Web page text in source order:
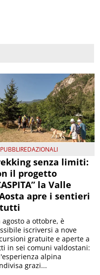
PUBBLIREDAZIONALI
senza limiti:
il progetto
la Valle
apre i sentieri
agosto a ottobre, è
iscriversi a nove
gratuite e aperte a
in sei comuni valdostani:
alpina
grazi...